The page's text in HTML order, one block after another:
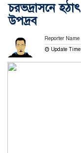
চরভদ্রাসনে
উপদ্রব
Reporter Name
Update Time